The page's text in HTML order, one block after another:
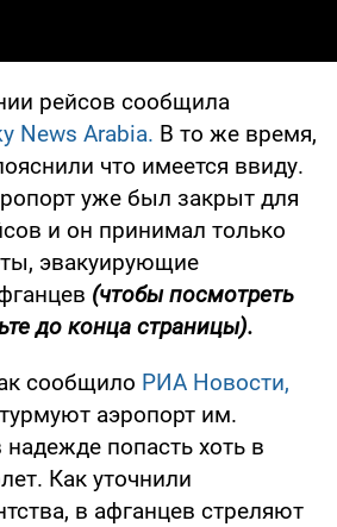
рейсов сообщила
News Arabia. В то же время,
что имеется ввиду.
уже был закрыт для
и он принимал только
эвакуирующие
(чтобы посмотреть
до конца страницы).
сообщило РИА Новости,
аэропорт им.
попасть хоть в
Как уточнили
в афганцев стреляют